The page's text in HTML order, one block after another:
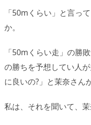
「50mくらい」と言っ
か。
「50mくらい走」の勝
の勝ちを予想してい人
に良いの?」と茉奈さん
私は、それを聞いて、